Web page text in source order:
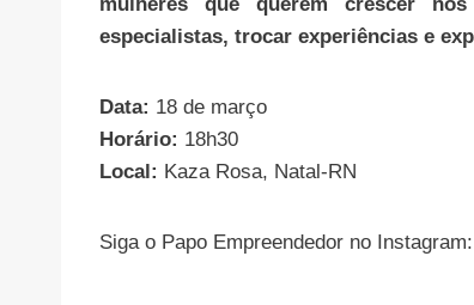
especialistas, trocar experiências e
Data: 18 de março
Horário: 18h30
Local: Kaza Rosa, Natal-RN
Siga o Papo Empreendedor no Instagram: